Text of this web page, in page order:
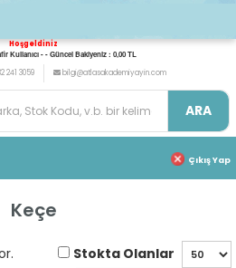
Hoşgeldiniz
Kullanıcı - - Güncel Bakiyeniz : 0,00 TL
241 3059
bilgi@atlasakademiyayin.com
ARA
Çıkış Yap
Keçe
Stokta Olanlar